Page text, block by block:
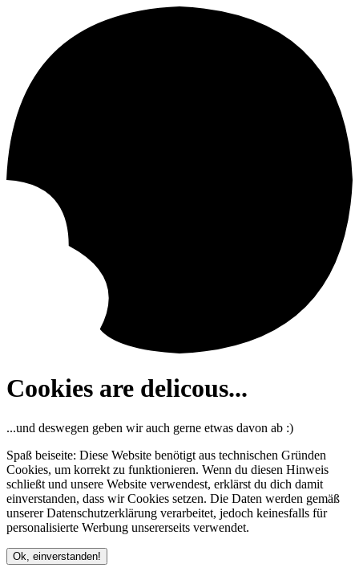
Cookies are delicous...
...und deswegen geben wir auch gerne etwas davon ab :)
Spaß beiseite: Diese Website benötigt aus technischen Gründen
Cookies, um korrekt zu funktionieren. Wenn du diesen Hinweis
schließt und unsere Website verwendest, erklärst du dich damit
einverstanden, dass wir Cookies setzen. Die Daten werden gemäß
unserer Datenschutzerklärung verarbeitet, jedoch keinesfalls für
personalisierte Werbung unsererseits verwendet.
Ok, einverstanden!